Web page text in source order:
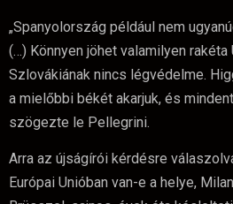
„Spanyolország például nem
(…) Könnyen jöhet valamilyen rakéta
Szlovákiának nincs légvédelme.
a mielőbbi békét akarjuk, és
szögezte le Pellegrini.
Arra az újságírói kérdésre
Európai Unióban van-e a helye,